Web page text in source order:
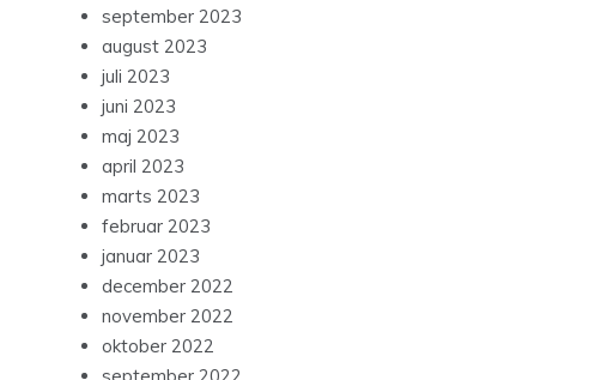
september 2023
august 2023
juli 2023
juni 2023
maj 2023
april 2023
marts 2023
februar 2023
januar 2023
december 2022
november 2022
oktober 2022